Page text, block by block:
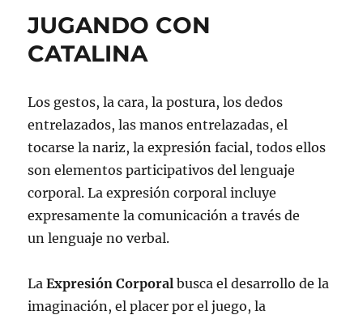
JUGANDO CON
CATALINA
Los gestos, la cara, la postura, los dedos
entrelazados, las manos entrelazadas, el
tocarse la nariz, la expresión facial, todos ellos
son elementos participativos del lenguaje
corporal. La expresión corporal incluye
expresamente la comunicación a través de
un lenguaje no verbal.
LaExpresión Corporal busca el desarrollo de la
imaginación, el placer por el juego, la